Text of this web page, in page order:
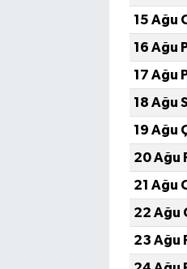
15 Ağu
16 Ağu
17 Ağu
18 Ağu
19 Ağu
20 Ağu
21 Ağu
22 Ağu
23 Ağu